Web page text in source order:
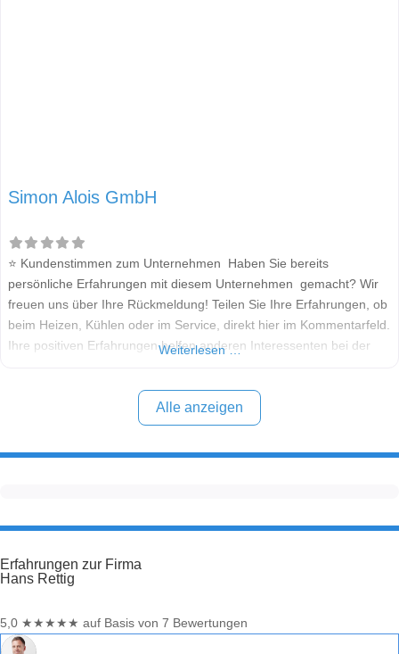
Simon Alois GmbH
⭐ Kundenstimmen zum Unternehmen Haben Sie bereits
persönliche Erfahrungen mit diesem Unternehmen gemacht? Wir
freuen uns über Ihre Rückmeldung! Teilen Sie Ihre Erfahrungen, ob
beim Heizen, Kühlen oder im Service, direkt hier im Kommentarfeld.
Ihre positiven Erfahrungen helfen anderen Interessenten bei der
Weiterlesen …
Alle anzeigen
Erfahrungen zur Firma
Hans Rettig
5,0 ★★★★★ auf Basis von 7 Bewertungen